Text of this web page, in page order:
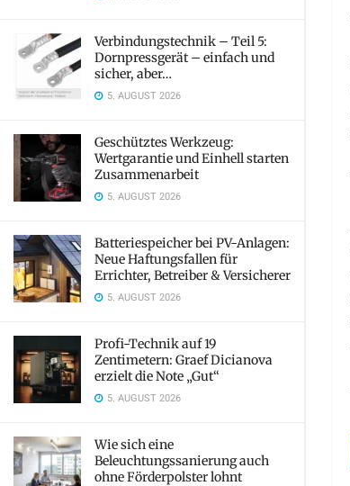
Verbindungstechnik – Teil 5:
Dornpressgerät – einfach und
sicher, aber…
5. AUGUST 2026
Geschütztes Werkzeug:
Wertgarantie und Einhell starten
Zusammenarbeit
5. AUGUST 2026
Batteriespeicher bei PV-Anlagen:
Neue Haftungsfallen für
Errichter, Betreiber & Versicherer
5. AUGUST 2026
Profi-Technik auf 19
Zentimetern: Graef Dicianova
erzielt die Note „Gut“
5. AUGUST 2026
Wie sich eine
Beleuchtungssanierung auch
ohne Förderpolster lohnt